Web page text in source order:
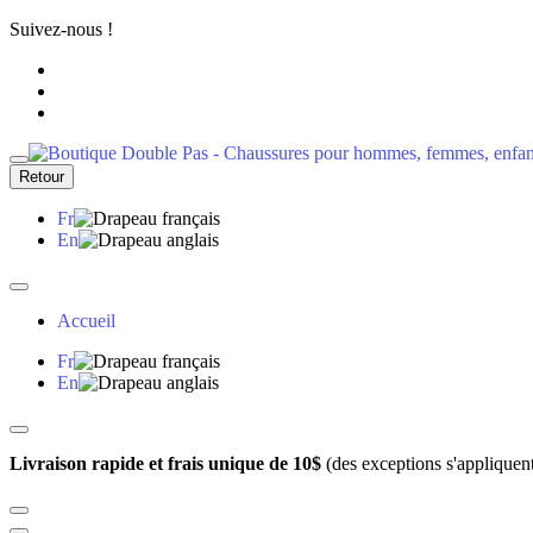
Suivez-nous !
Retour
Fr
En
Accueil
Fr
En
Livraison rapide et frais unique de 10$ (des exceptions